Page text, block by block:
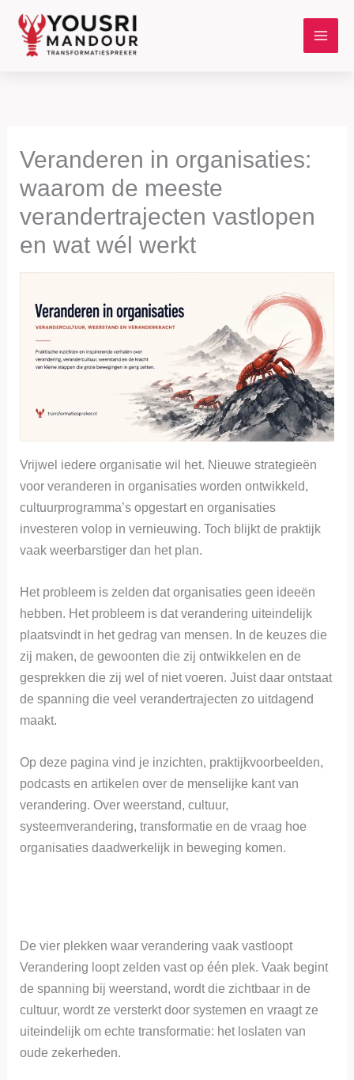
naar
Veranderen in organisaties:
waarom de meeste
verandertrajecten vastlopen
en wat wél werkt
Vrijwel iedere organisatie wil het. Nieuwe strategieën
voor veranderen in organisaties worden ontwikkeld,
cultuurprogramma’s opgestart en organisaties
investeren volop in vernieuwing. Toch blijkt de praktijk
vaak weerbarstiger dan het plan.
Het probleem is zelden dat organisaties geen ideeën
hebben. Het probleem is dat verandering uiteindelijk
plaatsvindt in het gedrag van mensen. In de keuzes die
zij maken, de gewoonten die zij ontwikkelen en de
gesprekken die zij wel of niet voeren. Juist daar ontstaat
de spanning die veel verandertrajecten zo uitdagend
maakt.
Op deze pagina vind je inzichten, praktijkvoorbeelden,
podcasts en artikelen over de menselijke kant van
verandering. Over weerstand, cultuur,
systeemverandering, transformatie en de vraag hoe
organisaties daadwerkelijk in beweging komen.
De vier plekken waar verandering vaak vastloopt
Verandering loopt zelden vast op één plek. Vaak begint
de spanning bij weerstand, wordt die zichtbaar in de
cultuur, wordt ze versterkt door systemen en vraagt ze
uiteindelijk om echte transformatie: het loslaten van
oude zekerheden.